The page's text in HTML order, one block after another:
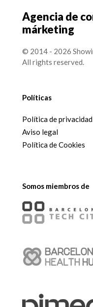
Agencia de
márketing
© 2014 - 2026
All rights reserved.
Políticas
Política de privacidad
Aviso legal
Política de Cookies
Somos miembros de